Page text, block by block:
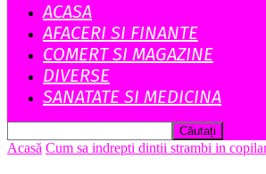
ACASA
AFACERI SI FINANTE
COMERT SI MAGAZINE
DIVERSE
SANATATE SI MEDICINA
Acasă Cum sa indrepti dintii strambi in